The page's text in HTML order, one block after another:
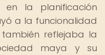
en la planificación
a la funcionalidad
reflejaba la
maya y su